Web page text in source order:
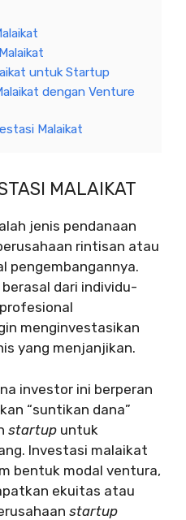
untuk Startup
dengan Venture
Malaikat
MALAIKAT
jenis pendanaan
rintisan atau
pengembangannya.
dari individu-
menginvestasikan
yang menjanjikan.
investor ini berperan
“suntikan dana”
startup untuk
Investasi malaikat
bentuk modal ventura,
ekuitas atau
startup